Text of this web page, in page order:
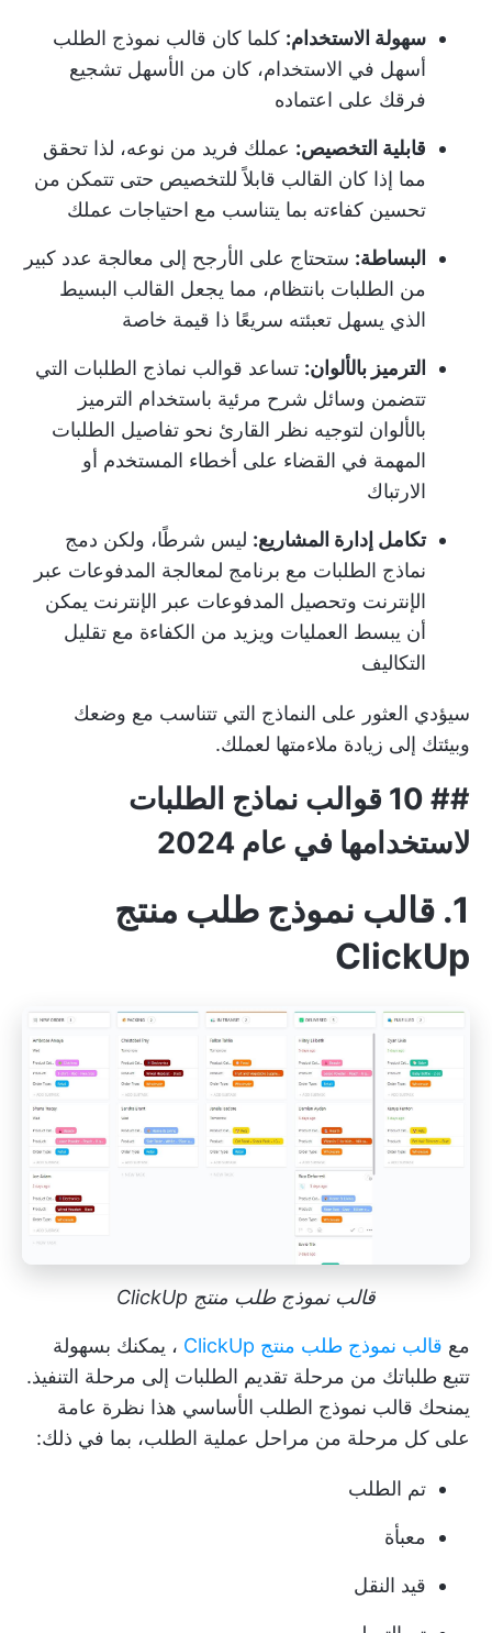
سهولة الاستخدام: كلما كان قالب نموذج الطلب
أسهل في الاستخدام، كان من الأسهل تشجيع
فرقك على اعتماده
قابلية التخصيص: عملك فريد من نوعه، لذا تحقق
مما إذا كان القالب قابلاً للتخصيص حتى تتمكن من
تحسين كفاءته بما يتناسب مع احتياجات عملك
البساطة: ستحتاج على الأرجح إلى معالجة عدد كبير
من الطلبات بانتظام، مما يجعل القالب البسيط
الذي يسهل تعبئته سريعًا ذا قيمة خاصة
الترميز بالألوان: تساعد قوالب نماذج الطلبات التي
تتضمن وسائل شرح مرئية باستخدام الترميز
بالألوان لتوجيه نظر القارئ نحو تفاصيل الطلبات
المهمة في القضاء على أخطاء المستخدم أو
الارتباك
تكامل إدارة المشاريع: ليس شرطًا، ولكن دمج
نماذج الطلبات مع برنامج لمعالجة المدفوعات عبر
الإنترنت وتحصيل المدفوعات عبر الإنترنت يمكن
أن يبسط العمليات ويزيد من الكفاءة مع تقليل
التكاليف
سيؤدي العثور على النماذج التي تتناسب مع وضعك
وبيئتك إلى زيادة ملاءمتها لعملك.
## 10 قوالب نماذج الطلبات
لاستخدامها في عام 2024
1. قالب نموذج طلب منتج
ClickUp
قالب نموذج طلب منتج ClickUp
مع قالب نموذج طلب منتج ClickUp
، يمكنك بسهولة
تتبع طلباتك من مرحلة تقديم الطلبات إلى مرحلة التنفيذ.
يمنحك قالب نموذج الطلب الأساسي هذا نظرة عامة
على كل مرحلة من مراحل عملية الطلب، بما في ذلك:
تم الطلب
معبأة
قيد النقل